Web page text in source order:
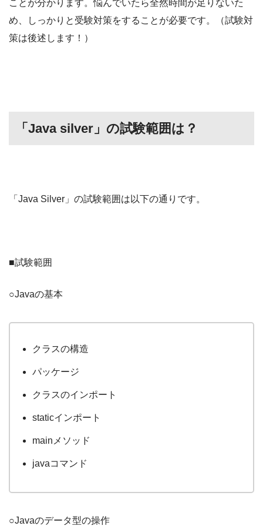
ことが分かります。悩んでいたら全然時間が足りないた
め、しっかりと受験対策をすることが必要です。（試験対
策は後述します！）
「Java silver」の試験範囲は？
「Java Silver」の試験範囲は以下の通りです。
■試験範囲
○Javaの基本
クラスの構造
パッケージ
クラスのインポート
staticインポート
mainメソッド
javaコマンド
○Javaのデータ型の操作